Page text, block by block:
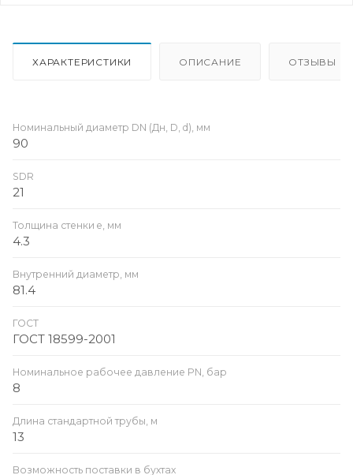
ХАРАКТЕРИСТИКИ ОПИСАНИЕ ОТЗЫВЫ
Номинальный диаметр DN (Дн, D, d), мм
90
SDR
21
Толщина стенки e, мм
4.3
Внутренний диаметр, мм
81.4
ГОСТ
ГОСТ 18599-2001
Номинальное рабочее давление PN, бар
8
Длина стандартной трубы, м
13
Возможность поставки в бухтах